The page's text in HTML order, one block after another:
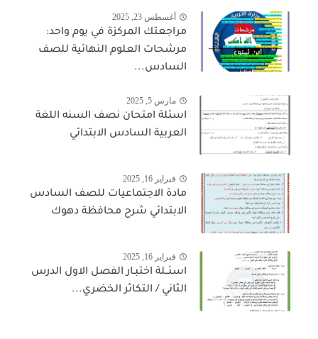
أغسطس 23, 2025
مراجعتك المركزة في يوم واحد:
مرشحات العلوم النهائية للصف
السادس...
مارس 5, 2025
اسئلة امتحان نصف السنه اللغة
العربية السادس الابتدائي
فبراير 16, 2025
مادة الاجتماعيات للصف السادس
الابتدائي شرح محافظة دهوك
فبراير 16, 2025
اسئــلة اختبـار الفصل الاول الدرس
الثاني / التكاثر الخضري...